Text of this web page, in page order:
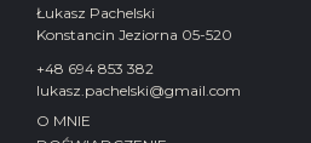
Łukasz Pachelski
Konstancin Jeziorna 05-520
+48 694 853 382
lukasz.pachelski@gmail.com
O MNIE